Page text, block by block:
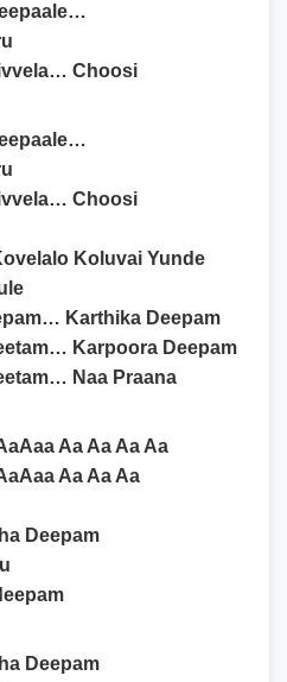
Choosi
Choosi
Koluvai Yunde
Karthika Deepam
Karpoora Deepam
Naa Praana
Aa Aa Aa Aa
Aa Aa Aa
Deepam
Deepam